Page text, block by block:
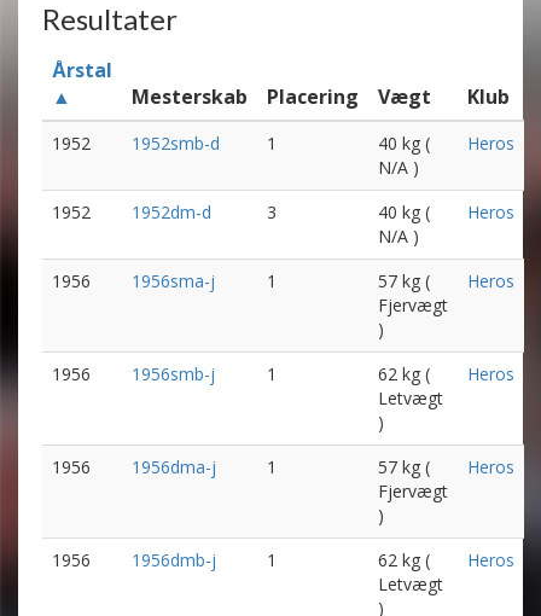
Resultater
Årstal
▲
Mesterskab Placering Vægt Klub
1952 1952smb-d 1
40 kg (
N/A )
Heros
1952 1952dm-d 3
40 kg (
N/A )
Heros
1956 1956sma-j 1
57 kg (
Fjervægt
)
Heros
1956 1956smb-j 1
62 kg (
Letvægt
)
Heros
1956 1956dma-j 1
57 kg (
Fjervægt
)
Heros
1956 1956dmb-j 1
62 kg (
Letvægt
)
Heros